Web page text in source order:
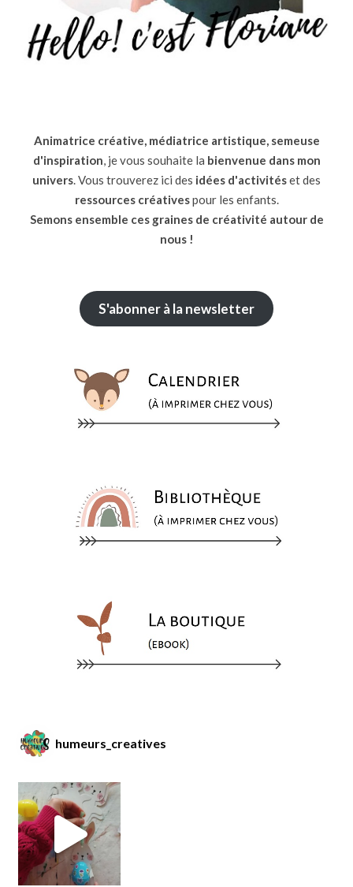
Animatrice créative, médiatrice artistique, semeuse
d'inspiration, je vous souhaite la bienvenue dans mon
univers. Vous trouverez ici des idées d'activitéset des
ressources créativespour les enfants.
Semons ensemble ces graines de créativité autour de
nous !
S'abonner à la newsletter
humeurs_creatives